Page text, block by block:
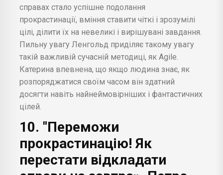
справах стало успішне подолання
прокрастинації, вміння ставити чіткі і зрозумілі
цілі, ділити їх на невеликі і вирішувані завдання.
Пильну увагу Ленгольд приділяє такому увагу
такій важливій сучасній методиці, як Agile.
Катерина впевнена, що якщо людина знає, як
розпоряджатися своїм часом він здатний
досягти навіть найнеймовірніших і фантастичних
цілей.
10. "Переможи
прокрастинацію! Як
перестати відкладати